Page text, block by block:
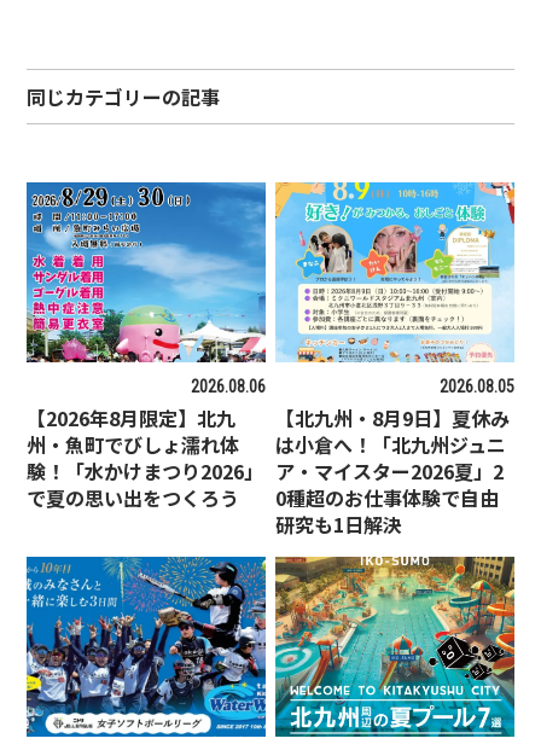
同じカテゴリーの記事
2026.08.06
【2026年8月限定】北九
州・魚町でびしょ濡れ体
験！「水かけまつり2026」
で夏の思い出をつくろう
2026.08.05
【北九州・8月9日】夏休み
は小倉へ！「北九州ジュニ
ア・マイスター2026夏」2
0種超のお仕事体験で自由
研究も1日解決